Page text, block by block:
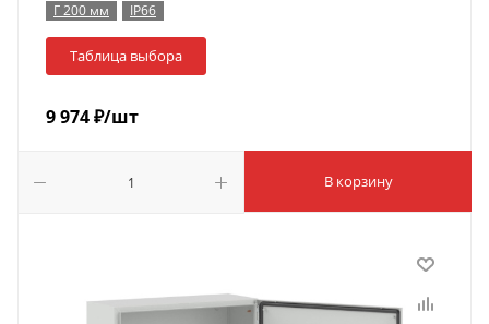
Г 200 мм
IP66
Таблица выбора
9 974₽/шт
В корзину